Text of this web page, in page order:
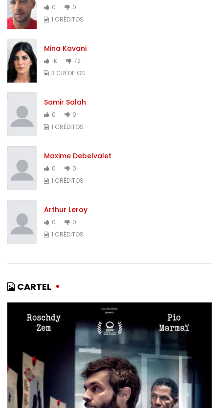
0
0
1 CRÉDITOS
Mina Kavani
1K
72
3 CRÉDITOS
Samir Salah
0
0
1 CRÉDITOS
Maxime Debelvalet
0
0
1 CRÉDITOS
Arthur Leroy
0
0
1 CRÉDITOS
CARTEL